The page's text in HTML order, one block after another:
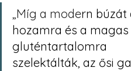
„Míg a modern búzát
hozamra és a magas
gluténtartalomra
szelektálták, az ősi